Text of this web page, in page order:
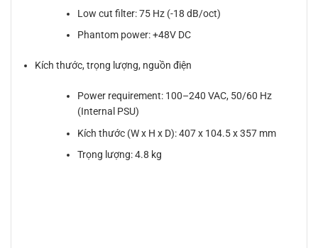
Low cut filter: 75 Hz (-18 dB/oct)
Phantom power: +48V DC
Kích thước, trọng lượng, nguồn điện
Power requirement: 100–240 VAC, 50/60 Hz
(Internal PSU)
Kích thước (W x H x D): 407 x 104.5 x 357 mm
Trọng lượng: 4.8 kg